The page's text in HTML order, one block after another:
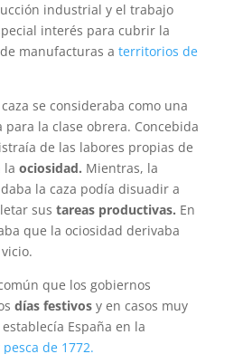
industrial y el trabajo
interés para cubrir la
manufacturas a territorios de
se consideraba como una
la clase obrera. Concebida
de las labores propias de
la ociosidad. Mientras, la
la caza podía disuadir a
sus tareas productivas. En
que la ociosidad derivaba
que los gobiernos
días festivosy en casos muy
España en la
de 1772.